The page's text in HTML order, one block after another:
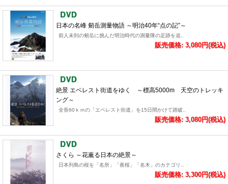
日本の名峰 剱岳測量物語 ～明治40年“点の記”～
前人未到の剱岳に挑んだ明治時代の測量隊の足跡を追..
販売価格: 3,080円(税込)
絶景 エベレスト街道をゆく ～標高5000m 天空のトレッキ
ング～
全長60ｋｍの「エベレスト街道」を15日間かけて踏破..
販売価格: 3,080円(税込)
さくら ～花薫る日本の絶景～
日本列島の桜を「名所」「夜桜」「名木」のカテゴリ..
販売価格: 3,300円(税込)